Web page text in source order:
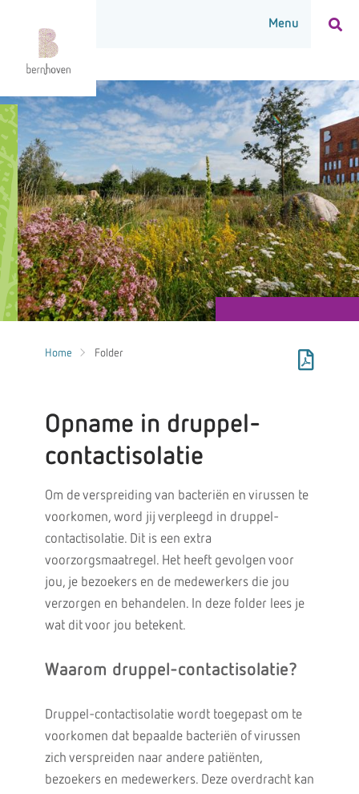
Home Folder
Opname in druppel-
contactisolatie
Om de verspreiding van bacteriën en virussen te
voorkomen, word jij verpleegd in druppel-
contactisolatie. Dit is een extra
voorzorgsmaatregel. Het heeft gevolgen voor
jou, je bezoekers en de medewerkers die jou
verzorgen en behandelen. In deze folder lees je
wat dit voor jou betekent.
Waarom druppel-contactisolatie?
Druppel-contactisolatie wordt toegepast om te
voorkomen dat bepaalde bacteriën of virussen
zich verspreiden naar andere patiënten,
bezoekers en medewerkers. Deze overdracht kan